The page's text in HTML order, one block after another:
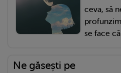
ceva, să
se face
Ne găsești pe